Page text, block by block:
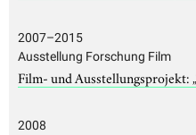
2007–2015
Ausstellung Forschung Film
Film- und Ausstellungsprojekt:
2008